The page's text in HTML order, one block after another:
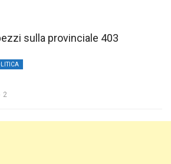
sulla provinciale 403
2